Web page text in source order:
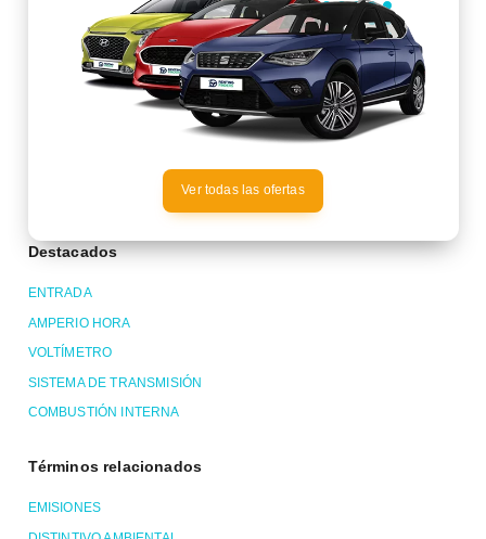
Ver todas las ofertas
Destacados
ENTRADA
AMPERIO HORA
VOLTÍMETRO
SISTEMA DE TRANSMISIÓN
COMBUSTIÓN INTERNA
Términos relacionados
EMISIONES